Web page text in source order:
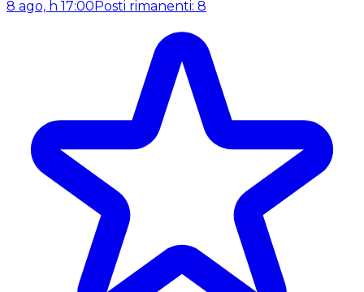
8 ago, h 17:00 Posti rimanenti: 8